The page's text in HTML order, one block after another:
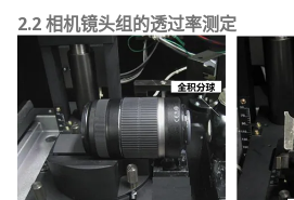
2.2 相机镜头组的透过率测定